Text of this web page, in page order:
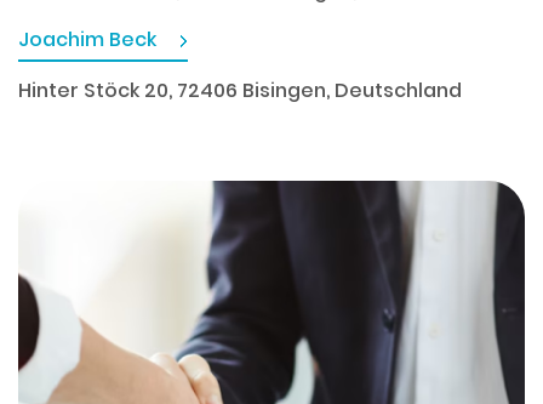
Joachim Beck
Hinter Stöck 20, 72406 Bisingen, Deutschland